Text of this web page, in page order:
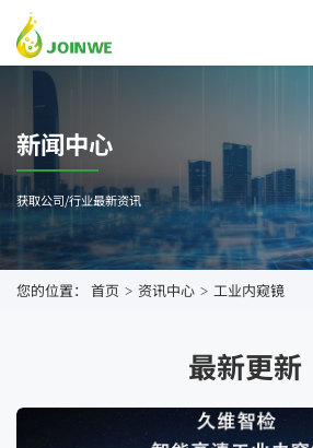
新闻中心
获取公司/行业最新资讯
您的位置： 首页 > 资讯中心 > 工业内窥镜
最新更新